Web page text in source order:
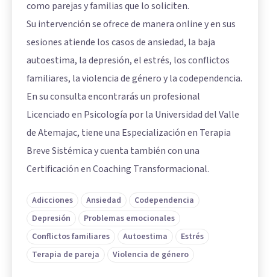
como parejas y familias que lo soliciten.
Su intervención se ofrece de manera online y en sus
sesiones atiende los casos de ansiedad, la baja
autoestima, la depresión, el estrés, los conflictos
familiares, la violencia de género y la codependencia.
En su consulta encontrarás un profesional
Licenciado en Psicología por la Universidad del Valle
de Atemajac, tiene una Especialización en Terapia
Breve Sistémica y cuenta también con una
Certificación en Coaching Transformacional.
Adicciones Ansiedad
Codependencia
Depresión
Problemas emocionales
Conflictos familiares
Autoestima
Estrés
Terapia de pareja
Violencia de género